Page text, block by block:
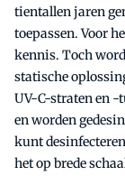
tientallen jaren
toepassen. Voor
kennis. Toch
statische
UV-C-straten en
en worden
kunt
het op brede